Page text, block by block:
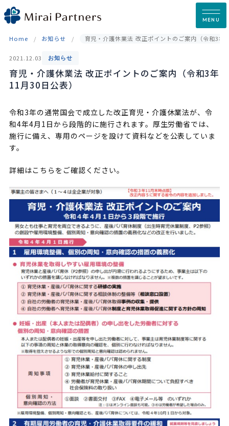
Skip
to
MENU
Home お知らせ 育児・介護休業法 改正ポイントのご案内（令和3年
2021.12.03 お知らせ
育児・介護休業法 改正ポイントのご案内（令和3年
11月30日公表）
令和3年の通常国会で成立した改正育児・介護休業法が、令
和4年4月1日から段階的に施行されます。厚生労働省では、
施行に備え、専用のページを設けて資料などを公表していま
す。
詳細はこちらをご確認ください。